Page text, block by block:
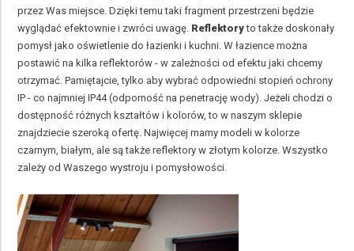
przez Was miejsce. Dzięki temu taki fragment przestrzeni będzie
wyglądać efektownie i zwróci uwagę. Reflektoryto także doskonały
pomysł jako oświetlenie do łazienki i kuchni. W łazience można
postawić na kilka reflektorów - w zależności od efektu jaki chcemy
otrzymać. Pamiętajcie, tylko aby wybrać odpowiedni stopień ochrony
IP - co najmniej IP44 (odporność na penetrację wody). Jeżeli chodzi o
dostępność różnych kształtów i kolorów, to w naszym sklepie
znajdziecie szeroką ofertę. Najwięcej mamy modeli w kolorze
czarnym, białym, ale są także reflektory w złotym kolorze. Wszystko
zależy od Waszego wystroju i pomysłowości.